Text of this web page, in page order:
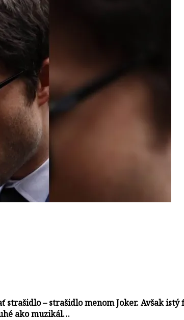
strašidlo – strašidlo menom Joker. Avšak
ako muzikál…